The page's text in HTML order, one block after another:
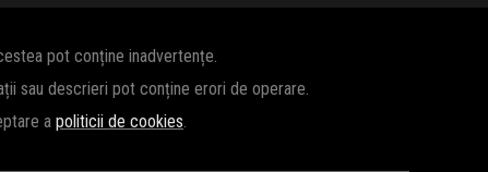
pot conține inadvertențe.
sau descrieri pot conține erori de operare.
a politicii de cookies.